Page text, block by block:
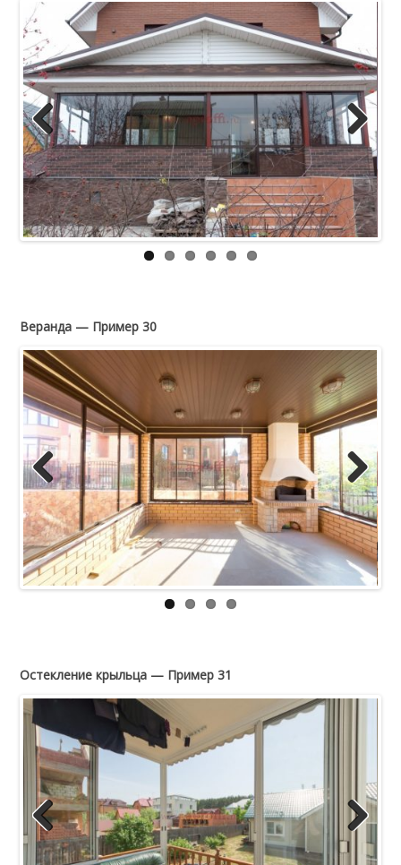
Previous Next
Веранда — Пример 30
Previous Next
Остекление крыльца — Пример 31
Previous Next